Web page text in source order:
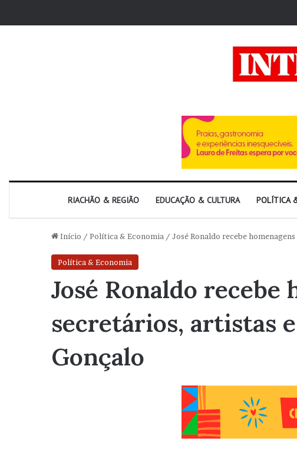
RIACHÃO & REGIÃO EDUCAÇÃO & CULTURA POLÍTICA
Início / Política & Economia / José Ronaldo recebe
Política & Economia
José Ronaldo recebe
secretários, artistas
Gonçalo